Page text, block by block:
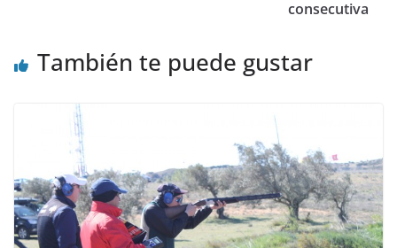
consecutiva
También te puede gustar